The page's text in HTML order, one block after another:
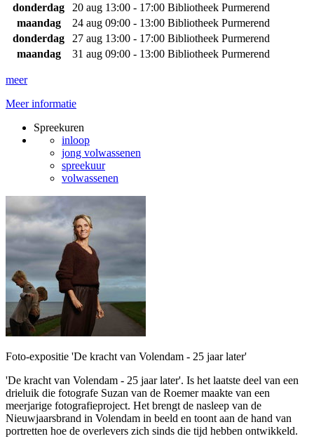
donderdag 20 aug 13:00 - 17:00 Bibliotheek Purmerend
maandag
24 aug 09:00 - 13:00 Bibliotheek Purmerend
donderdag
27 aug 13:00 - 17:00 Bibliotheek Purmerend
maandag
31 aug 09:00 - 13:00 Bibliotheek Purmerend
meer
Meer informatie
Spreekuren
inloop
jong volwassenen
spreekuur
volwassenen
Foto-expositie 'De kracht van Volendam - 25 jaar later'
'De kracht van Volendam - 25 jaar later'. Is het laatste deel van een
drieluik die fotografe Suzan van de Roemer maakte van een
meerjarige fotografieproject. Het brengt de nasleep van de
Nieuwjaarsbrand in Volendam in beeld en toont aan de hand van
portretten hoe de overlevers zich sinds die tijd hebben ontwikkeld.